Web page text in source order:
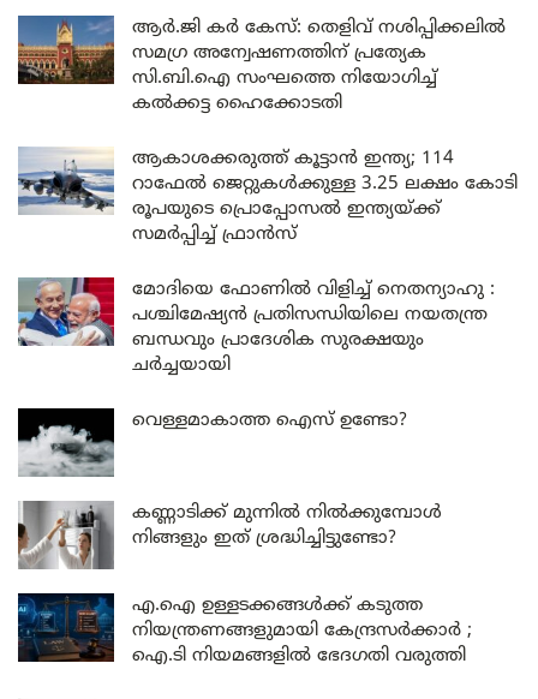
ആർ.ജി കർ കേസ്: തെളിവ് നശിപ്പിക്കലിൽ
സമഗ്ര അന്വേഷണത്തിന് പ്രത്യേക
സി.ബി.ഐ സംഘത്തെ നിയോഗിച്ച്
കൽക്കട്ട ഹൈക്കോടതി
ആകാശക്കരുത്ത് കൂട്ടാൻ ഇന്ത്യ; 114
റാഫേൽ ജെറ്റുകൾക്കുള്ള 3.25 ലക്ഷം കോടി
രൂപയുടെ പ്രൊപ്പോസൽ ഇന്ത്യയ്ക്ക്
സമർപ്പിച്ച് ഫ്രാൻസ്
മോദിയെ ഫോണിൽ വിളിച്ച് നെതന്യാഹു :
പശ്ചിമേഷ്യൻ പ്രതിസന്ധിയിലെ നയതന്ത്ര
ബന്ധവും പ്രാദേശിക സുരക്ഷയും
ചർച്ചയായി
വെള്ളമാകാത്ത ഐസ് ഉണ്ടോ?
കണ്ണാടിക്ക് മുന്നിൽ നിൽക്കുമ്പോൾ
നിങ്ങളും ഇത് ശ്രദ്ധിച്ചിട്ടുണ്ടോ?
എ.ഐ ഉള്ളടക്കങ്ങൾക്ക് കടുത്ത
നിയന്ത്രണങ്ങളുമായി കേന്ദ്രസർക്കാർ ;
ഐ.ടി നിയമങ്ങളിൽ ഭേദഗതി വരുത്തി